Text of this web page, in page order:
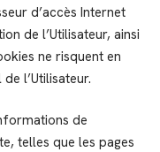
d’accès Internet
de l’Utilisateur, ainsi
ne risquent en
l’Utilisateur.
de
telles que les pages